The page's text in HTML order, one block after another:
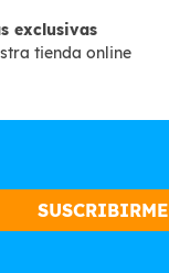
exclusivas
tienda online
SUSCRIBIRME